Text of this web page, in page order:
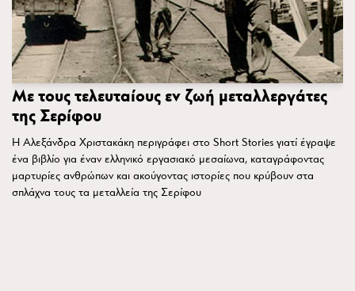
Με τους τελευταίους εν ζωή μεταλλεργάτες
της Σερίφου
Η Αλεξάνδρα Χριστακάκη περιγράφει στο Short Stories γιατί έγραψε
ένα βιβλίο για έναν ελληνικό εργασιακό μεσαίωνα, καταγράφοντας
μαρτυρίες ανθρώπων και ακούγοντας ιστορίες που κρύβουν στα
σπλάχνα τους τα μεταλλεία της Σερίφου